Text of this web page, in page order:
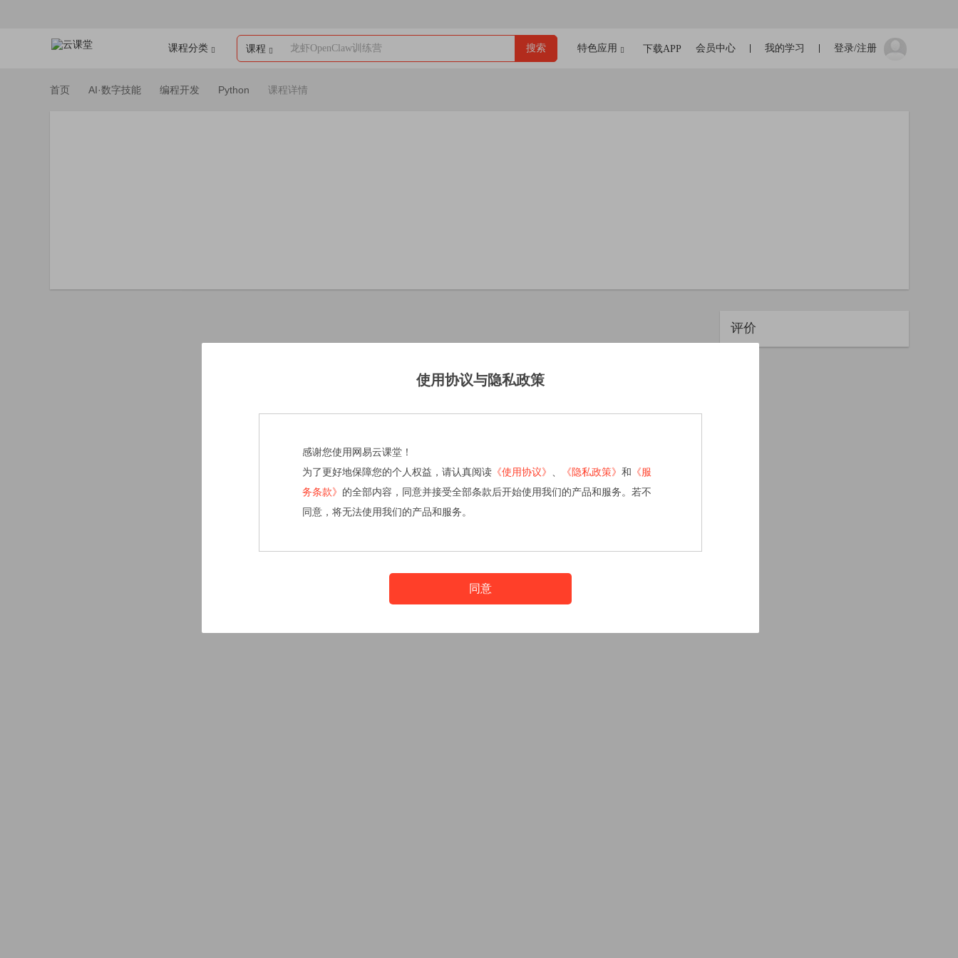
课程分类 课程 龙虾OpenClaw训练营 搜索 特色应用 下载APP 登录/注册
我的学习
会员中心
首页 AI·数字技能 编程开发 Python 课程详情
评价
使用协议与隐私政策
感谢您使用网易云课堂！
为了更好地保障您的个人权益，请认真阅读 《使用协议》 《隐私政策》 和 《服
务条款》 的全部内容，同意并接受全部条款后开始使用我们的产品和服务。若不
同意，将无法使用我们的产品和服务。
同意